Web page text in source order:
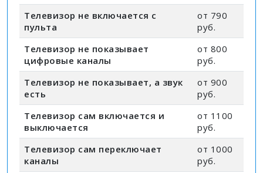
Телевизор не включается с
пульта
от 790
руб.
Телевизор не показывает
цифровые каналы
от 800
руб.
Телевизор не показывает, а звук
есть
от 900
руб.
Телевизор сам включается и
выключается
от 1100
руб.
Телевизор сам переключает
каналы
от 1000
руб.